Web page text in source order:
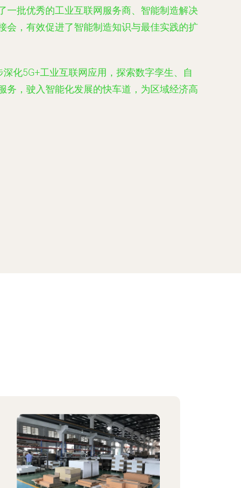
一批优秀的工业互联网服务商、智能制造解决
会，有效促进了智能制造知识与最佳实践的扩
化5G+工业互联网应用，探索数字孪生、自
务，驶入智能化发展的快车道，为区域经济高